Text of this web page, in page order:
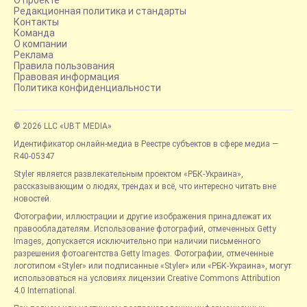
Редакционная политика и стандарты
Контакты
Команда
О компании
Реклама
Правила пользования
Правовая информация
Политика конфиденциальности
© 2026 LLC «UBT MEDIA»
Идентификатор онлайн-медиа в Реестре субъектов в сфере медиа —
R40-05347
Styler является развлекательным проектом «РБК-Украина»,
рассказывающим о людях, трендах и всё, что интересно читать вне
новостей.
Фотографии, иллюстрации и другие изображения принадлежат их
правообладателям. Использование фотографий, отмеченных Getty
Images, допускается исключительно при наличии письменного
разрешения фотоагентства Getty Images. Фотографии, отмеченные
логотипом «Styler» или подписанные «Styler» или «РБК-Украина», могут
использоваться на условиях лицензии Creative Commons Attribution
4.0 International.